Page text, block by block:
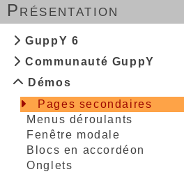
Présentation
GuppY 6
Communauté GuppY
Démos
Pages secondaires
Menus déroulants
Fenêtre modale
Blocs en accordéon
Onglets